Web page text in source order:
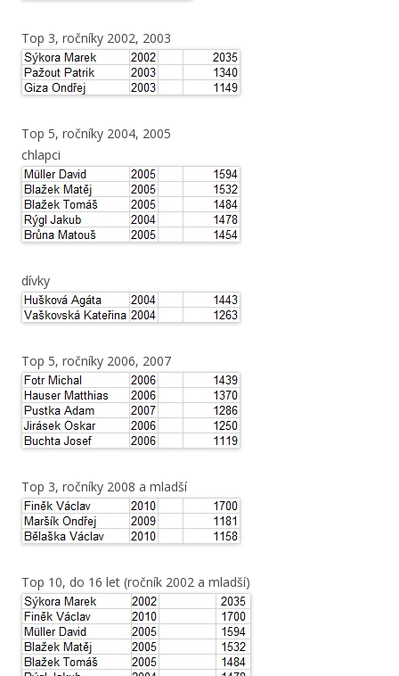
Top 3, ročníky 2002, 2003
Top 5, ročníky 2004, 2005
chlapci
dívky
Top 5, ročníky 2006, 2007
Top 3, ročníky 2008 a mladší
Top 10, do 16 let (ročník 2002 a mladší)